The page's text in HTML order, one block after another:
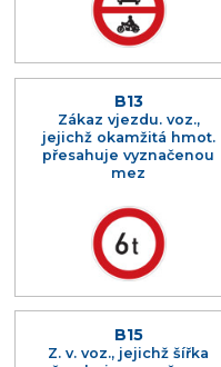
B13
Zákaz vjezdu. voz.,
jejichž okamžitá hmot.
přesahuje vyznačenou
mez
B15
Z. v. voz., jejichž šířka